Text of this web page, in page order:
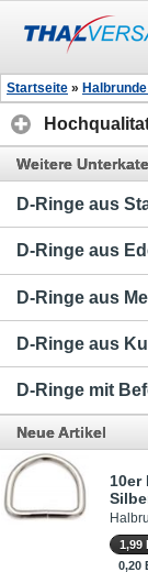
Startseite »
Weitere
D-Ringe aus
D-Ringe aus
D-Ringe aus
D-Ringe aus
D-Ringe mit
Neue Artikel
10er
1,99
0,20